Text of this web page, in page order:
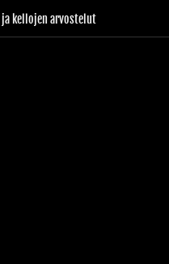
ja kellojen arvostelut